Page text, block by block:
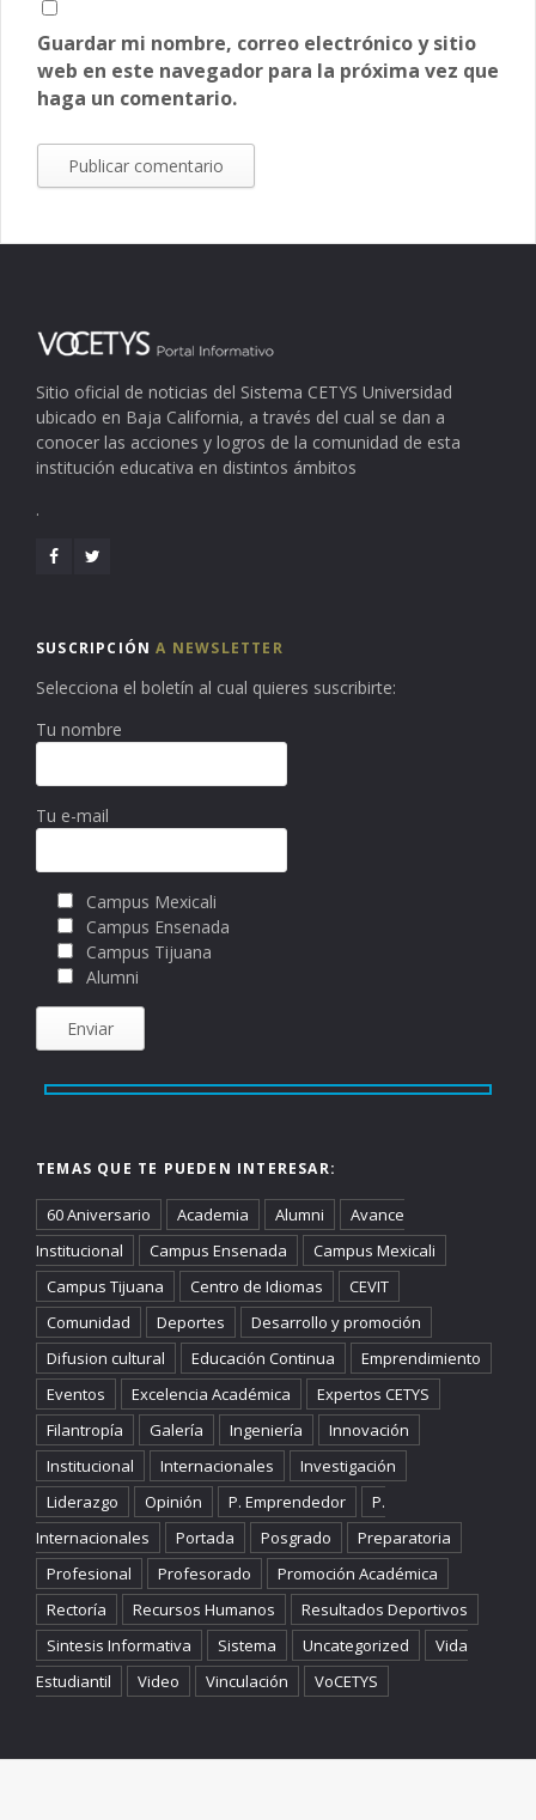
Guardar mi nombre, correo electrónico y sitio
web en este navegador para la próxima vez que
haga un comentario.
Sitio oficial de noticias del Sistema CETYS Universidad
ubicado en Baja California, a través del cual se dan a
conocer las acciones y logros de la comunidad de esta
institución educativa en distintos ámbitos
.
SUSCRIPCIÓNA NEWSLETTER
Selecciona el boletín al cual quieres suscribirte:
Tu nombre
Tu e-mail
Campus Mexicali
Campus Ensenada
Campus Tijuana
Alumni
TEMAS QUE TE PUEDEN INTERESAR:
60 Aniversario Academia Alumni
Avance
Institucional
Campus Ensenada
Campus Mexicali
Campus Tijuana
Centro de Idiomas
CEVIT
Comunidad
Deportes
Desarrollo y promoción
Difusion cultural
Educación Continua
Emprendimiento
Eventos
Excelencia Académica
Expertos CETYS
Filantropía
Galería Ingeniería
Innovación
Institucional
Internacionales
Investigación
Liderazgo
Opinión P. Emprendedor
P.
Internacionales
Portada Posgrado
Preparatoria
Profesional
Profesorado
Promoción Académica
Rectoría
Recursos Humanos
Resultados Deportivos
Sintesis Informativa
Sistema Uncategorized
Vida
Estudiantil
Video Vinculación VoCETYS